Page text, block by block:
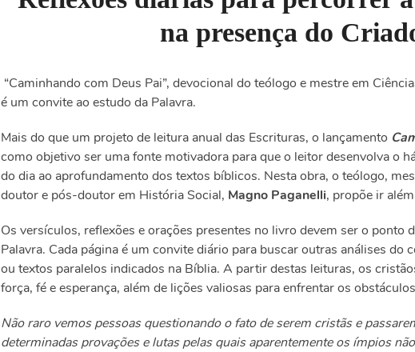
na presença do
“Caminhando com Deus Pai”, devocional do teólogo e mestre em
é um convite ao estudo da Palavra.
Mais do que um projeto de leitura anual das Escrituras, o lançamento
como objetivo ser uma fonte motivadora para que o leitor desenvolva o
do dia ao aprofundamento dos textos bíblicos. Nesta obra, o teólogo,
doutor e pós-doutor em História Social, Magno Paganelli, propõe ir
Os versículos, reflexões e orações presentes no livro devem ser o ponto
Palavra. Cada página é um convite diário para buscar outras análises do
ou textos paralelos indicados na Bíblia. A partir destas leituras, os
força, fé e esperança, além de lições valiosas para enfrentar os
Não raro vemos pessoas questionando o fato de serem cristãs e
determinadas provações e lutas pelas quais aparentemente os ímpios